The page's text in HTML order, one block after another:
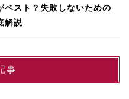
ベスト？失敗しないための
解説
事